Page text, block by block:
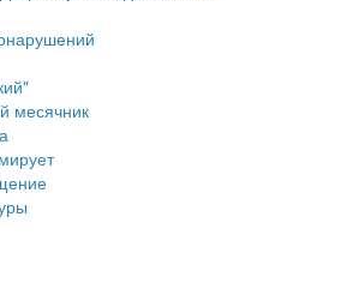
проектирования
и застройки
территории
месячник